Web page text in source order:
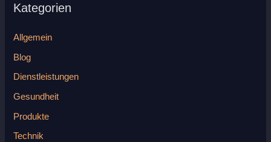
e
n
a
c
h
:
Kategorien
Allgemein
Blog
Dienstleistungen
Gesundheit
Produkte
Technik